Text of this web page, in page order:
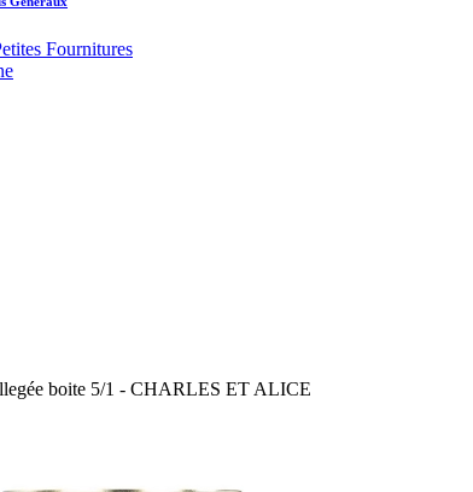
Fournitures
boite 5/1 - CHARLES ET ALICE